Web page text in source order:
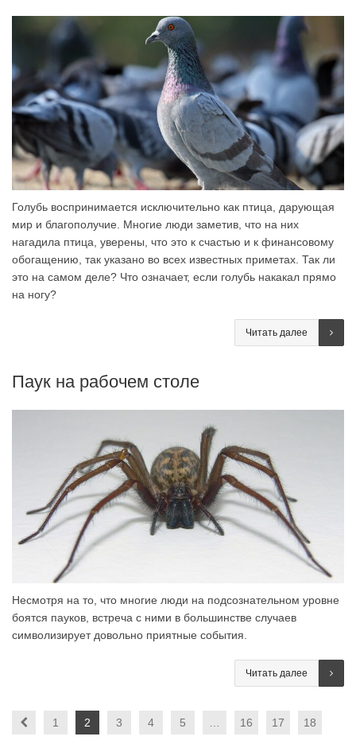
Голубь воспринимается исключительно как птица, дарующая
мир и благополучие. Многие люди заметив, что на них
нагадила птица, уверены, что это к счастью и к финансовому
обогащению, так указано во всех известных приметах. Так ли
это на самом деле? Что означает, если голубь накакал прямо
на ногу?
Читать далее
Паук на рабочем столе
Несмотря на то, что многие люди на подсознательном уровне
боятся пауков, встреча с ними в большинстве случаев
символизирует довольно приятные события.
Читать далее
1 2 3 4 5 … 16 17 18